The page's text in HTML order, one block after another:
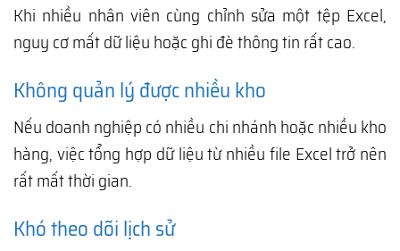
Khi nhiều nhân viên cùng chỉnh sửa một tệp Excel,
nguy cơ mất dữ liệu hoặc ghi đè thông tin rất cao.
Không quản lý được nhiều kho
Nếu doanh nghiệp có nhiều chi nhánh hoặc nhiều kho
hàng, việc tổng hợp dữ liệu từ nhiều file Excel trở nên
rất mất thời gian.
Khó theo dõi lịch sử